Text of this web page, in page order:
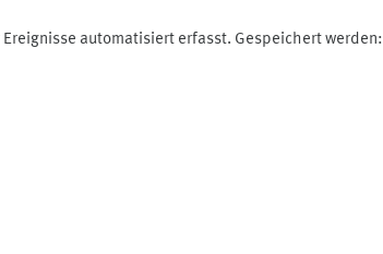
automatisiert erfasst. Gespeichert werden: